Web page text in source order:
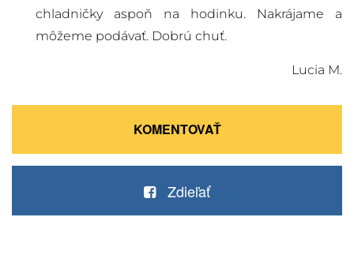
chladničky aspoň na hodinku. Nakrájame a
môžeme podávať. Dobrú chuť.
Lucia M.
KOMENTOVAŤ
Zdieľať